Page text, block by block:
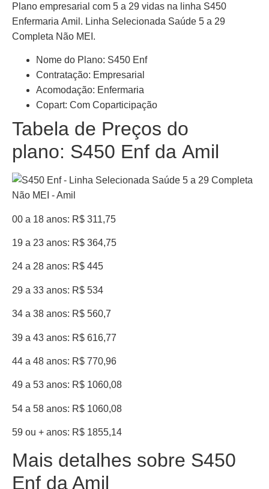
Plano empresarial com 5 a 29 vidas na linha S450
Enfermaria Amil. Linha Selecionada Saúde 5 a 29
Completa Não MEI.
Nome do Plano: S450 Enf
Contratação: Empresarial
Acomodação: Enfermaria
Copart: Com Coparticipação
Tabela de Preços do
plano: S450 Enf da Amil
00 a 18 anos: R$ 311,75
19 a 23 anos: R$ 364,75
24 a 28 anos: R$ 445
29 a 33 anos: R$ 534
34 a 38 anos: R$ 560,7
39 a 43 anos: R$ 616,77
44 a 48 anos: R$ 770,96
49 a 53 anos: R$ 1060,08
54 a 58 anos: R$ 1060,08
59 ou + anos: R$ 1855,14
Mais detalhes sobre S450
Enf da Amil